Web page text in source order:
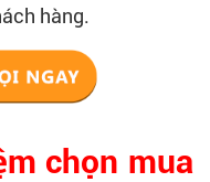
hàng.
chọn mua